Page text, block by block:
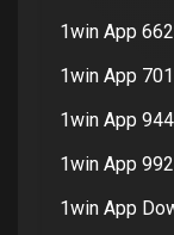
1win App 662
1win App 701
1win App 944
1win App 992
1win App